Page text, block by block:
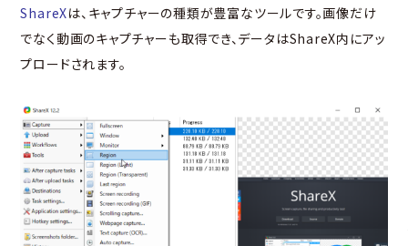
ShareXは、キャプチャーの種類が豊富なツールです。画像だけ
でなく動画のキャプチャーも取得でき、データはShareX内にアッ
プロードされます。